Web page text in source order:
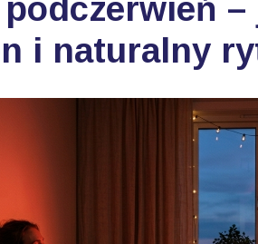
i naturalny